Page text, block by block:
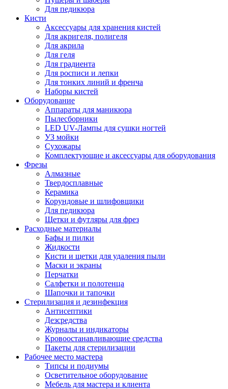
Для педикюра
Кисти
Аксессуары для хранения кистей
Для акригеля, полигеля
Для акрила
Для геля
Для градиента
Для росписи и лепки
Для тонких линий и френча
Наборы кистей
Оборудование
Аппараты для маникюра
Пылесборники
LED UV-Лампы для сушки ногтей
УЗ мойки
Сухожары
Комплектующие и аксессуары для оборудования
Фрезы
Алмазные
Твердосплавные
Керамика
Корундовые и шлифовщики
Для педикюра
Щетки и футляры для фрез
Расходные материалы
Бафы и пилки
Жидкости
Кисти и щетки для удаления пыли
Маски и экраны
Перчатки
Салфетки и полотенца
Шапочки и тапочки
Стерилизация и дезинфекция
Антисептики
Дезсредства
Журналы и индикаторы
Кровоостанавливающие средства
Пакеты для стерилизации
Рабочее место мастера
Типсы и подиумы
Осветительное оборудование
Мебель для мастера и клиента